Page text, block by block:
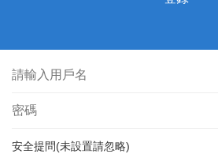
安全提問(未設置請忽略)